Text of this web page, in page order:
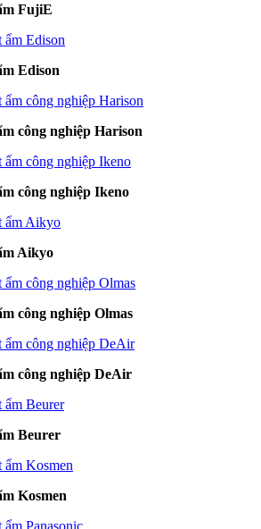
FujiE
Edison
công nghiệp Harison
công nghiệp Ikeno
Aikyo
công nghiệp Olmas
công nghiệp DeAir
Beurer
Kosmen